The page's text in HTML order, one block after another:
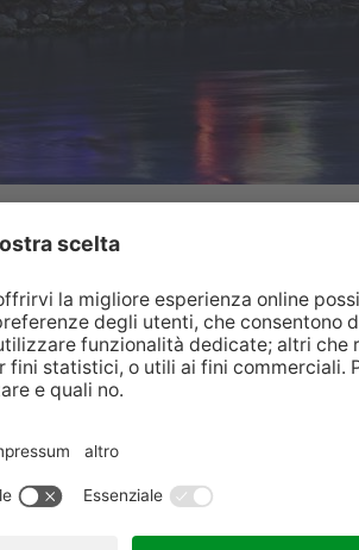
una vera esperienza per
dei burattini affascinano i
artigianato artistico